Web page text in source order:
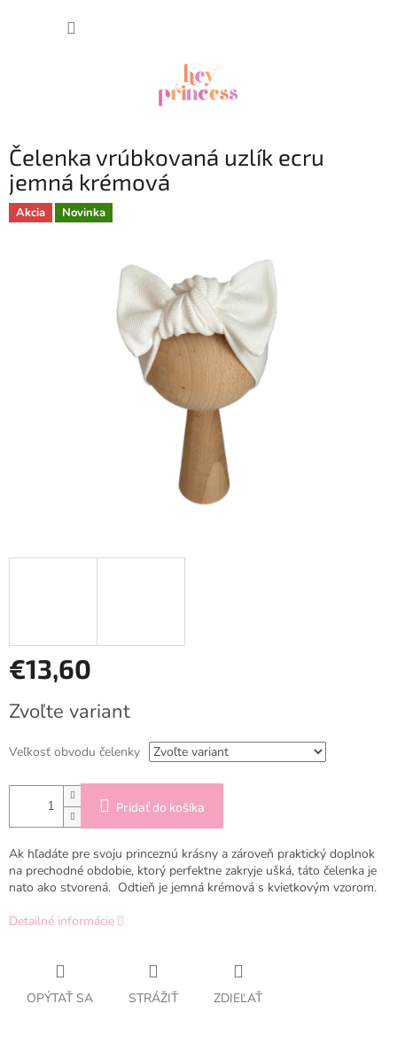
Čelenka vrúbkovaná uzlík ecru
jemná krémová
Akcia Novinka
€13,60
cena:
Zvoľte variant
Veľkosť obvodu čelenky
Pridať do košíka
Ak hľadáte pre svoju princeznú krásny a zároveň praktický doplnok
na prechodné obdobie, ktorý perfektne zakryje ušká, táto čelenka je
nato ako stvorená. Odtieň je jemná krémová s kvietkovým vzorom.
Detailné informácie
OPÝTAŤ SA STRÁŽIŤ ZDIEĽAŤ